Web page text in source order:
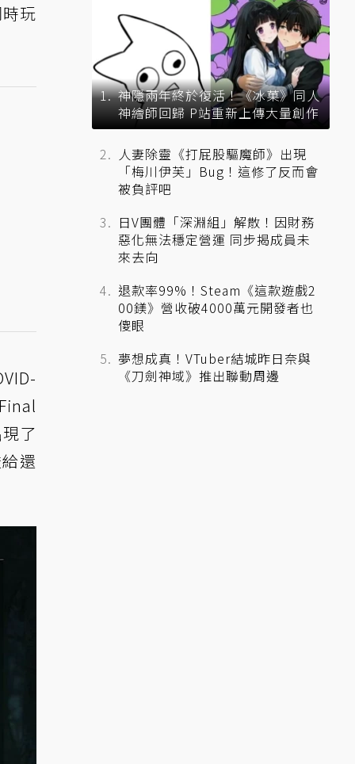
玩
了
還
神隱兩年終於復活！《冰菓》同人
神繪師回歸 P站重新上傳大量創作
人妻除靈《打屁股驅魔師》出現
「梅川伊芙」Bug！這修了反而會
被負評吧
日V團體「深淵組」解散！因財務
惡化無法穩定營運 同步揭成員未
來去向
退款率99%！Steam《這款遊戲2
00鎂》營收破4000萬元開發者也
傻眼
夢想成真！VTuber結城昨日奈與
《刀劍神域》推出聯動周邊